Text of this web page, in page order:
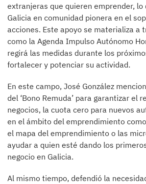
extranjeras que quieren emprender, lo
Galicia en comunidad pionera en el
acciones. Este apoyo se materializa a
como la Agenda Impulso Autónomo
regirá las medidas durante los
fortalecer y potenciar su actividad.
En este campo, José González
del ‘Bono Remuda’ para garantizar el
negocios, la cuota cero para nuevos
en el ámbito del emprendimiento
el mapa del emprendimiento o las
ayudar a quien esté dando los
negocio en Galicia.
Al mismo tiempo, defendió la